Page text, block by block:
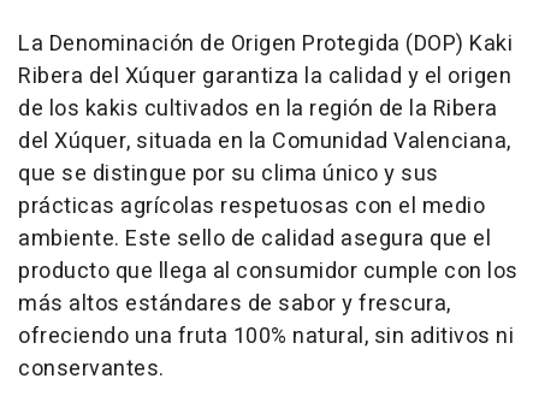
La Denominación de Origen Protegida (DOP) Kaki
Ribera del Xúquer garantiza la calidad y el origen
de los kakis cultivados en la región de la Ribera
del Xúquer, situada en la Comunidad Valenciana,
que se distingue por su clima único y sus
prácticas agrícolas respetuosas con el medio
ambiente. Este sello de calidad asegura que el
producto que llega al consumidor cumple con los
más altos estándares de sabor y frescura,
ofreciendo una fruta 100% natural, sin aditivos ni
conservantes.